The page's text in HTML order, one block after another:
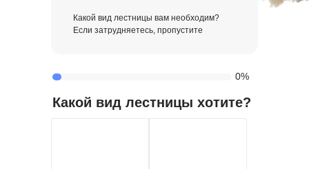
Какой вид лестницы хотите?
0%
Какой вид лестницы вам необходим?
Если затрудняетесь, пропустите